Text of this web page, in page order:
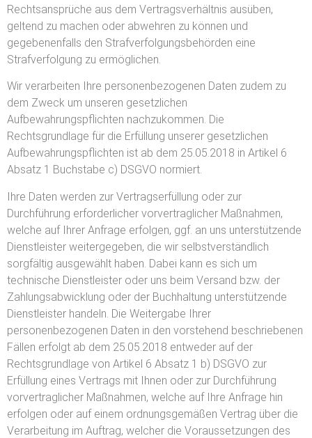
Rechtsansprüche aus dem Vertragsverhältnis ausüben,
geltend zu machen oder abwehren zu können und
gegebenenfalls den Strafverfolgungsbehörden eine
Strafverfolgung zu ermöglichen.
Wir verarbeiten Ihre personenbezogenen Daten zudem zu
dem Zweck um unseren gesetzlichen
Aufbewahrungspflichten nachzukommen. Die
Rechtsgrundlage für die Erfüllung unserer gesetzlichen
Aufbewahrungspflichten ist ab dem 25.05.2018 in Artikel 6
Absatz 1 Buchstabe c) DSGVO normiert.
Ihre Daten werden zur Vertragserfüllung oder zur
Durchführung erforderlicher vorvertraglicher Maßnahmen,
welche auf Ihrer Anfrage erfolgen, ggf. an uns unterstützende
Dienstleister weitergegeben, die wir selbstverständlich
sorgfältig ausgewählt haben. Dabei kann es sich um
technische Dienstleister oder uns beim Versand bzw. der
Zahlungsabwicklung oder der Buchhaltung unterstützende
Dienstleister handeln. Die Weitergabe Ihrer
personenbezogenen Daten in den vorstehend beschriebenen
Fällen erfolgt ab dem 25.05.2018 entweder auf der
Rechtsgrundlage von Artikel 6 Absatz 1 b) DSGVO zur
Erfüllung eines Vertrags mit Ihnen oder zur Durchführung
vorvertraglicher Maßnahmen, welche auf Ihre Anfrage hin
erfolgen oder auf einem ordnungsgemäßen Vertrag über die
Verarbeitung im Auftrag, welcher die Voraussetzungen des